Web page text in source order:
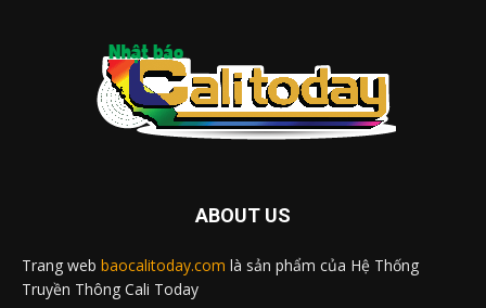
ABOUT US
Trang web baocalitoday.com là sản phẩm của Hệ Thống
Truyền Thông Cali Today